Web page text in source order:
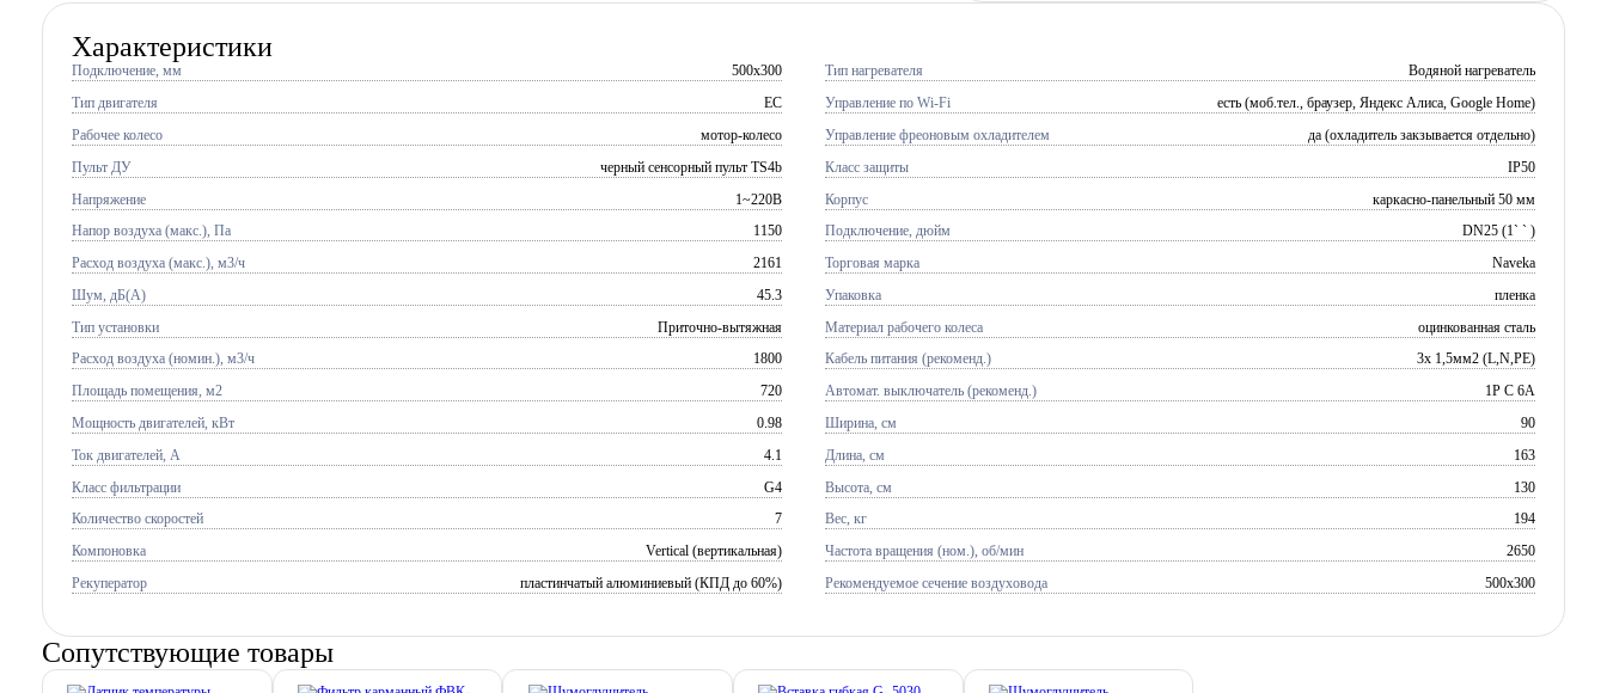
Характеристики
Подключение, мм 500x300
Тип двигателя EC
Рабочее колесо мотор-колесо
Пульт ДУ черный сенсорный пульт TS4b
Напряжение 1~220В
Напор воздуха (макс.), Па 1150
Расход воздуха (макс.), м3/ч 2161
Шум, дБ(А) 45.3
Тип установки Приточно-вытяжная
Расход воздуха (номин.), м3/ч 1800
Площадь помещения, м2 720
Мощность двигателей, кВт 0.98
Ток двигателей, А 4.1
Класс фильтрации G4
Количество скоростей 7
Компоновка Vertical (вертикальная)
Рекуператор пластинчатый алюминиевый (КПД до 60%)
Тип нагревателя Водяной нагреватель
Управление по Wi-Fi есть (моб.тел., браузер, Яндекс Алиса, Google Home)
Управление фреоновым охладителем да (охладитель закзывается отдельно)
Класс защиты IP50
Корпус каркасно-панельный 50 мм
Подключение, дюйм DN25 (1` ` )
Торговая марка Naveka
Упаковка пленка
Материал рабочего колеса оцинкованная сталь
Кабель питания (рекоменд.) 3х 1,5мм2 (L,N,PE)
Автомат. выключатель (рекоменд.) 1P C 6A
Ширина, см 90
Длина, см 163
Высота, см 130
Вес, кг 194
Частота вращения (ном.), об/мин 2650
Рекомендуемое сечение воздуховода 500x300
Сопутствующие товары